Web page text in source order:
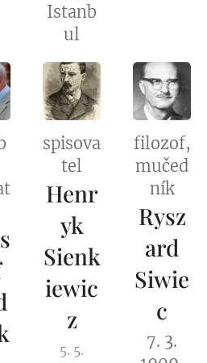
Istanb
ul
spisova
tel
Henr
yk
Sienk
iewic
z
5. 5.
filozof,
mučed
ník
Rysz
ard
Siwie
c
7. 3.